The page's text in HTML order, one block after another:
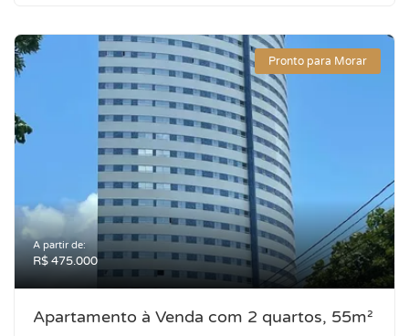
Pronto para Morar
A partir de:
R$ 475.000
Apartamento à Venda com 2 quartos, 55m²